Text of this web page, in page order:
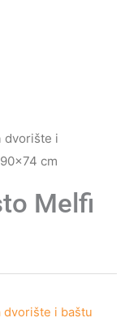
dvorište i
cm
Melfi
dvorište i baštu